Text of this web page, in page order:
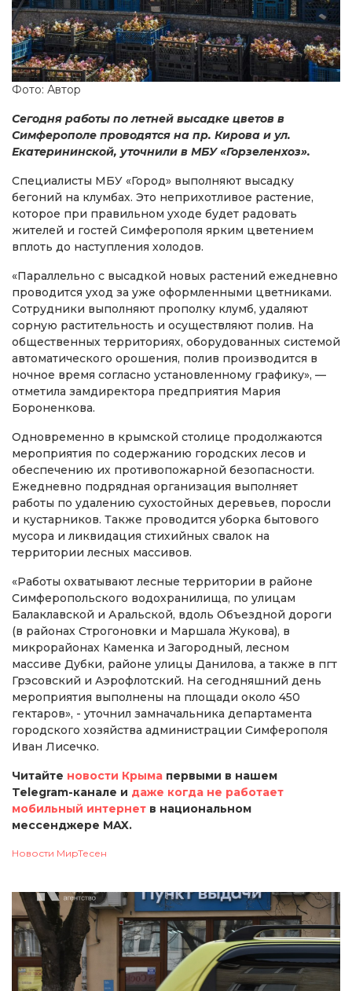
Фото: Автор
Сегодня работы по летней высадке цветов в
Симферополе проводятся на пр. Кирова и ул.
Екатерининской, уточнили в МБУ «Горзеленхоз».
Специалисты МБУ «Город» выполняют высадку
бегоний на клумбах. Это неприхотливое растение,
которое при правильном уходе будет радовать
жителей и гостей Симферополя ярким цветением
вплоть до наступления холодов.
«Параллельно с высадкой новых растений ежедневно
проводится уход за уже оформленными цветниками.
Сотрудники выполняют прополку клумб, удаляют
сорную растительность и осуществляют полив. На
общественных территориях, оборудованных системой
автоматического орошения, полив производится в
ночное время согласно установленному графику», —
отметила замдиректора предприятия Мария
Бороненкова.
Одновременно в крымской столице продолжаются
мероприятия по содержанию городских лесов и
обеспечению их противопожарной безопасности.
Ежедневно подрядная организация выполняет
работы по удалению сухостойных деревьев, поросли
и кустарников. Также проводится уборка бытового
мусора и ликвидация стихийных свалок на
территории лесных массивов.
«Работы охватывают лесные территории в районе
Симферопольского водохранилища, по улицам
Балаклавской и Аральской, вдоль Объездной дороги
(в районах Строгоновки и Маршала Жукова), в
микрорайонах Каменка и Загородный, лесном
массиве Дубки, районе улицы Данилова, а также в пгт
Грэсовский и Аэрофлотский. На сегодняшний день
мероприятия выполнены на площади около 450
гектаров», - уточнил замначальника департамента
городского хозяйства администрации Симферополя
Иван Лисечко.
Читайте новости Крыма первыми в нашем
Telegram-канале и даже когда не работает
мобильный интернет в национальном
мессенджере MAX.
Новости МирТесен